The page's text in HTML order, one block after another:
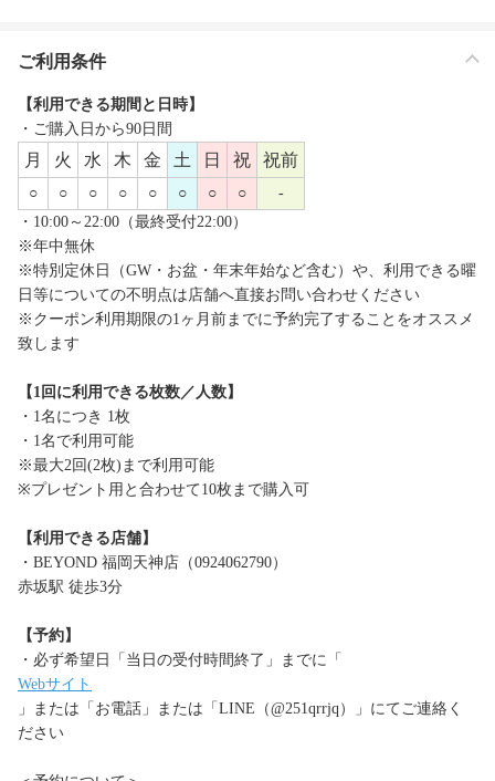
ご利用条件
【利用できる期間と日時】
・ご購入日から90日間
月 火 水 木 金 土 日 祝 祝前
○ ○ ○ ○ ○ ○ ○ ○
-
・10:00～22:00（最終受付22:00）
※年中無休
※特別定休日（GW・お盆・年末年始など含む）や、利用できる曜
日等についての不明点は店舗へ直接お問い合わせください
※クーポン利用期限の1ヶ月前までに予約完了することをオススメ
致します
【1回に利用できる枚数／人数】
・1名につき 1枚
・1名で利用可能
※最大2回(2枚)まで利用可能
※プレゼント用と合わせて10枚まで購入可
【利用できる店舗】
・BEYOND 福岡天神店（0924062790）
赤坂駅 徒歩3分
【予約】
・必ず希望日「当日の受付時間終了」までに「
Webサイト
」または「お電話」または「LINE（@251qrrjq）」にてご連絡く
ださい